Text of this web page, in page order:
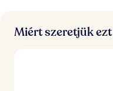
Miért szeretjük